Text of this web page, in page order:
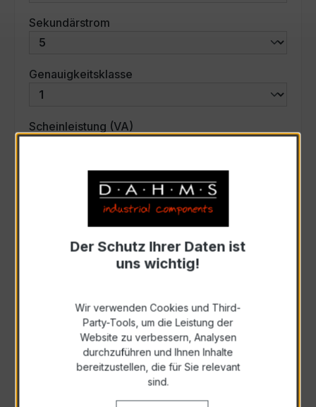
Sekundärstrom
Genauigkeitsklasse
Scheinleistung (VA)
Auswahl zurücksetzen
31049
Zur Sammelanfrage hinzufügen
Anfrage telefonisch
Der Schutz Ihrer Daten ist
uns wichtig!
Wir verwenden Cookies und Third-
Party-Tools, um die Leistung der
Website zu verbessern, Analysen
durchzuführen und Ihnen Inhalte
bereitzustellen, die für Sie relevant
sind.